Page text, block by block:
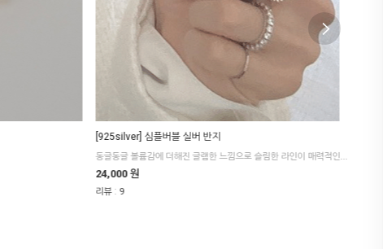
[925silver] 심플버블 실버 반지
동글동글 볼륨감에 더해진 글램한 느낌으로 슬림한 라인이 매력적인 아이템이에요.
24,000 원
리뷰: 9